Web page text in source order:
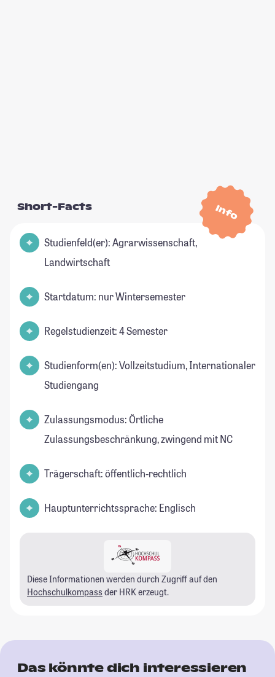
Info
Short-Facts
Studienfeld(er): Agrarwissenschaft,
Landwirtschaft
Startdatum: nur Wintersemester
Regelstudienzeit: 4 Semester
Studienform(en): Vollzeitstudium, Internationaler
Studiengang
Zulassungsmodus: Örtliche
Zulassungsbeschränkung, zwingend mit NC
Trägerschaft: öffentlich-rechtlich
Hauptunterrichtssprache: Englisch
Diese Informationen werden durch Zugriff auf den
Hochschulkompass der HRK erzeugt.
Das könnte dich interessieren